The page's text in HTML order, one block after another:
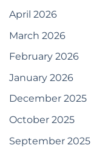
April 2026
March 2026
February 2026
January 2026
December 2025
October 2025
September 2025